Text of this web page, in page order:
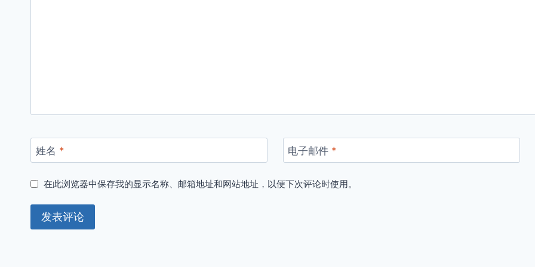
姓名 * 电子邮件 *
在此浏览器中保存我的显示名称、邮箱地址和网站地址，以便下次评论时使用。